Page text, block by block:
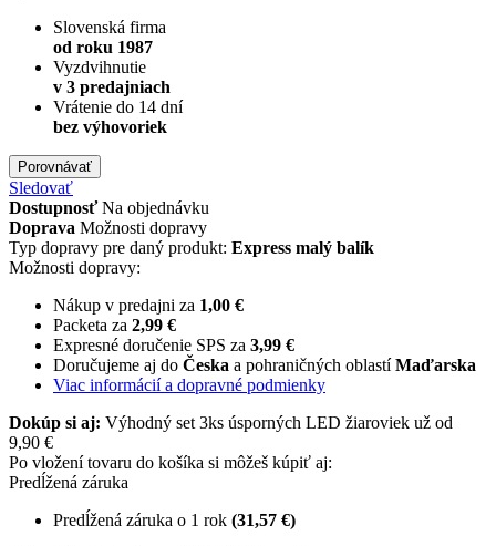
Slovenská firma
od roku 1987
Vyzdvihnutie
v 3 predajniach
Vrátenie do 14 dní
bez výhovoriek
Porovnávať
Sledovať
Dostupnosť Na objednávku
Doprava Možnosti dopravy
Typ dopravy pre daný produkt: Express malý balík
Možnosti dopravy:
Nákup v predajni za 1,00 €
Packeta za 2,99 €
Expresné doručenie SPS za 3,99 €
Doručujeme aj do Česka a pohraničných oblastíMaďarska
Viac informácií a dopravné podmienky
Dokúp si aj: Výhodný set 3ks úsporných LED žiaroviek už od
9,90 €
Po vložení tovaru do košíka si môžeš kúpiť aj:
Predĺžená záruka
Predĺžená záruka o 1 rok (31,57 €)